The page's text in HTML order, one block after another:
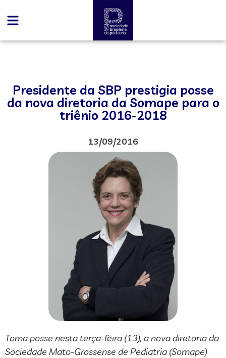
Presidente da SBP prestigia posse
da nova diretoria da Somape para o
triênio 2016-2018
13/09/2016
Toma posse nesta terça-feira (13), a nova diretoria da
Sociedade Mato-Grossense de Pediatria (Somape)